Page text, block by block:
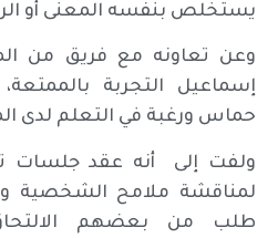
يستخلص بنفسه المعنى أو
وعن تعاونه مع فريق من
إسماعيل التجربة
حماس ورغبة في التعلم لدى
ولفت إلى أنه عقد جلسات
لمناقشة ملامح الشخصية
طلب من بعضهم